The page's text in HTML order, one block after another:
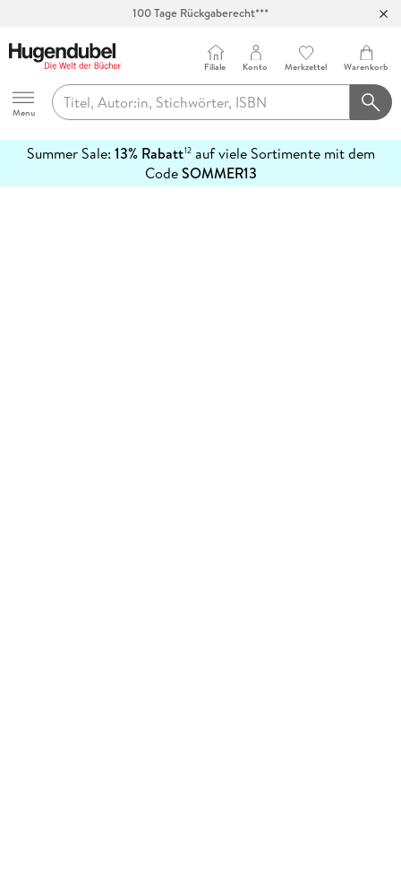
100 Tage Rückgaberecht***
Hugendubel
Menu
Filiale Konto Merkzettel Warenkorb
Summer Sale: 13% Rabatt12auf viele Sortimente mit dem
CodeSOMMER13
erfahren